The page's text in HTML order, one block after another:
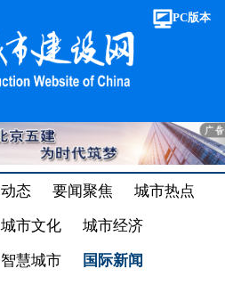
PC版本
态 要闻聚焦 城市热点
城市文化 城市经济
智慧城市 国际新闻